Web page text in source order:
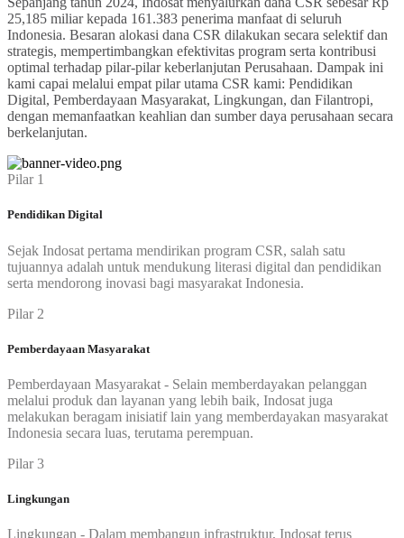
25,185 miliar kepada 161.383 penerima manfaat di seluruh
Indonesia. Besaran alokasi dana CSR dilakukan secara selektif dan
strategis, mempertimbangkan efektivitas program serta kontribusi
optimal terhadap pilar-pilar keberlanjutan Perusahaan. Dampak ini
kami capai melalui empat pilar utama CSR kami: Pendidikan
Digital, Pemberdayaan Masyarakat, Lingkungan, dan Filantropi,
dengan memanfaatkan keahlian dan sumber daya perusahaan secara
berkelanjutan.
Pilar 1
Pendidikan Digital
Sejak Indosat pertama mendirikan program CSR, salah satu
tujuannya adalah untuk mendukung literasi digital dan pendidikan
serta mendorong inovasi bagi masyarakat Indonesia.
Pilar 2
Pemberdayaan Masyarakat
Pemberdayaan Masyarakat - Selain memberdayakan pelanggan
melalui produk dan layanan yang lebih baik, Indosat juga
melakukan beragam inisiatif lain yang memberdayakan masyarakat
Indonesia secara luas, terutama perempuan.
Pilar 3
Lingkungan
Lingkungan - Dalam membangun infrastruktur, Indosat terus